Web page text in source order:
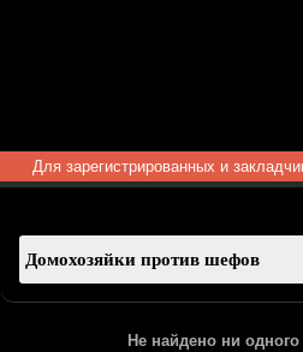
Для зарегистрированных и
Не найдено ни одного